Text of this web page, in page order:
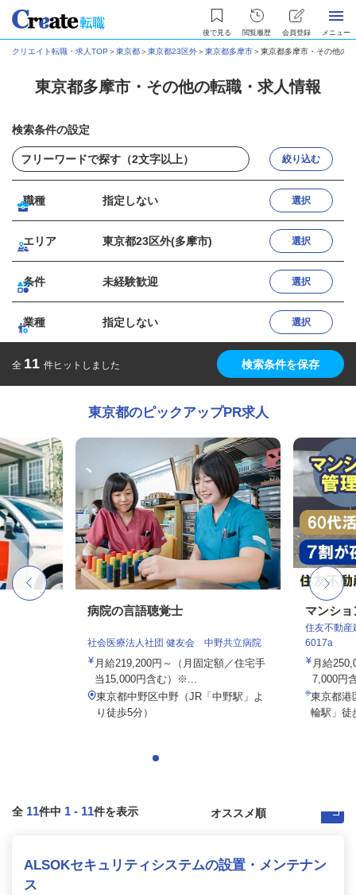
後で見る 閲覧履歴 会員登録 メニュー
クリエイト転職・求人TOP ＞東京都＞東京都23区外＞東京都多摩市＞東京都多摩市・その他の
東京都多摩市・その他の転職・求人情報
検索条件の設定
絞り込む
職種 指定しない 選択
エリア 東京都23区外(多摩市) 選択
条件 未経験歓迎 選択
業種 指定しない 選択
全 11 件ヒットしました 検索条件を保存
東京都のピックアップPR求人
病院の言語聴覚士
社会医療法人社団 健友会 中野共立病院
月給219,200円～（月固定額／住宅手
当15,000円含む）※...
東京都中野区中野（JR「中野駅」よ
り徒歩5分）
マンシ
住友不動
6017a
月給
7,000円
東京都港
輪駅」徒
全 11件中 1 - 11件を表示
ALSOKセキュリティシステムの設置・メンテナン
ス